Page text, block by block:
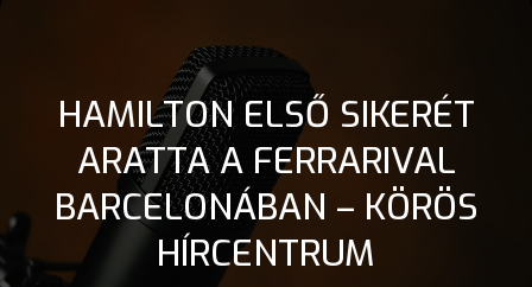
HAMILTON ELSŐ SIKERÉT
ARATTA A FERRARIVAL
BARCELONÁBAN – KÖRÖS
HÍRCENTRUM